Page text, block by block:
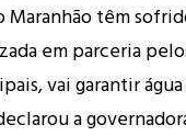
Maranhão têm
em parceria
vai garantir
a